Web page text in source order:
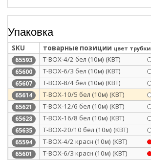
Упаковка
SKU товарные позиции цвет трубки
65593 Т-BOX-4/2 бел (10м) (КВТ)
65600 Т-BOX-6/3 бел (10м) (КВТ)
65607 Т-BOX-8/4 бел (10м) (КВТ)
65614 Т-BOX-10/5 бел (10м) (КВТ)
65621 Т-BOX-12/6 бел (10м) (КВТ)
65628 Т-BOX-16/8 бел (10м) (КВТ)
65635 Т-BOX-20/10 бел (10м) (КВТ)
65594 Т-BOX-4/2 красн (10м) (КВТ)
65601 Т-BOX-6/3 красн (10м) (КВТ)